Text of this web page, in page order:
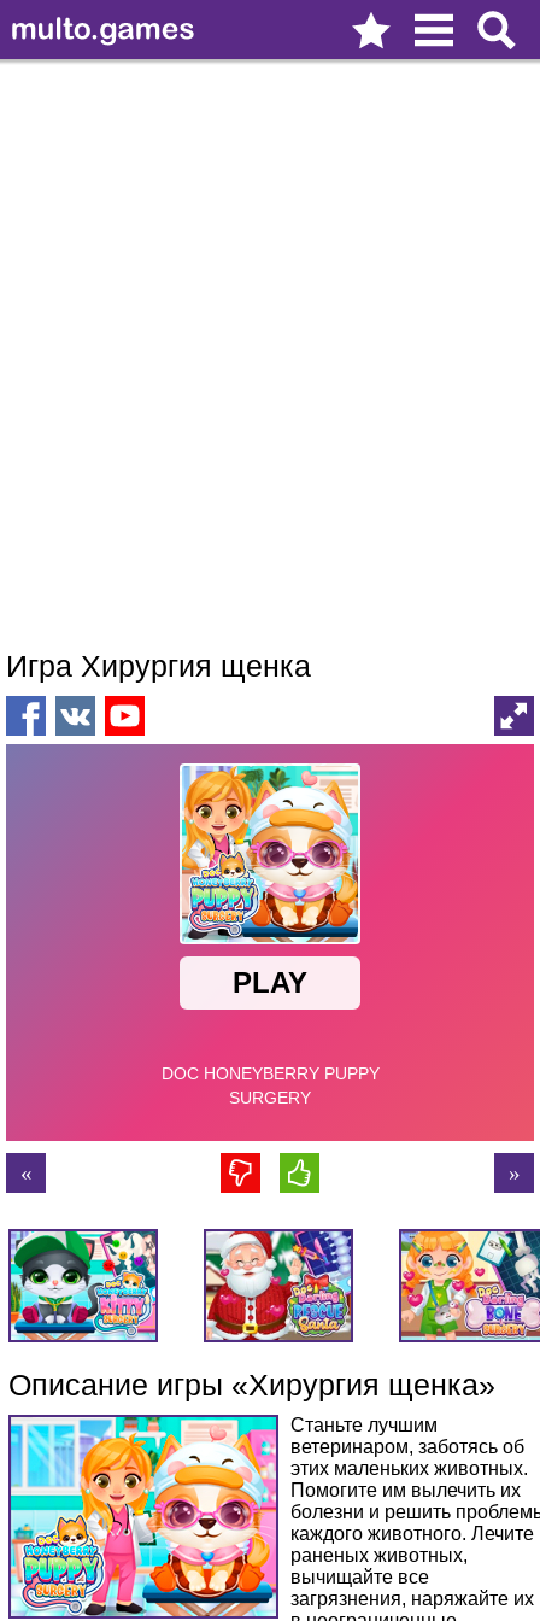
Игра Хирургия щенка
Описание игры «Хирургия щенка»
Станьте лучшим
ветеринаром, заботясь об
этих маленьких животных.
Помогите им вылечить их
болезни и решить
каждого животного. Лечите
раненых животных,
вычищайте все
загрязнения, наряжайте их